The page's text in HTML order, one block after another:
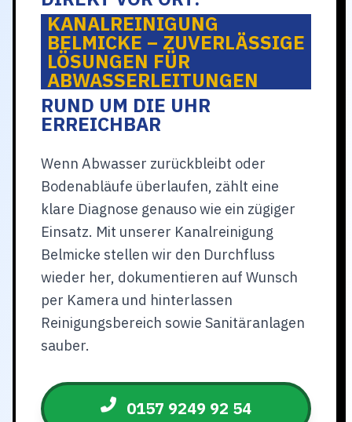
KANALREINIGUNG
BELMICKE – ZUVERLÄSSIGE
LÖSUNGEN FÜR
ABWASSERLEITUNGEN
RUND UM DIE UHR
ERREICHBAR
Wenn Abwasser zurückbleibt oder
Bodenabläufe überlaufen, zählt eine
klare Diagnose genauso wie ein zügiger
Einsatz. Mit unserer Kanalreinigung
Belmicke stellen wir den Durchfluss
wieder her, dokumentieren auf Wunsch
per Kamera und hinterlassen
Reinigungsbereich sowie Sanitäranlagen
sauber.
0157 9249 92 54